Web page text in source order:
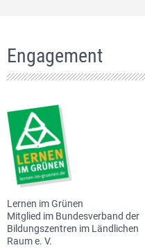
Engagement
Lernen im Grünen
Mitglied im Bundesverband der
Bildungszentren im Ländlichen
Raum e. V.